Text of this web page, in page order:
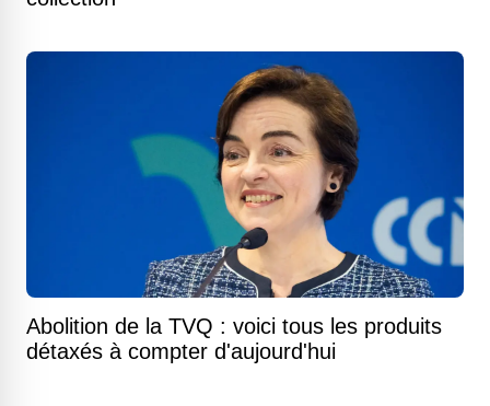
Abolition de la TVQ : voici tous les produits
détaxés à compter d'aujourd'hui